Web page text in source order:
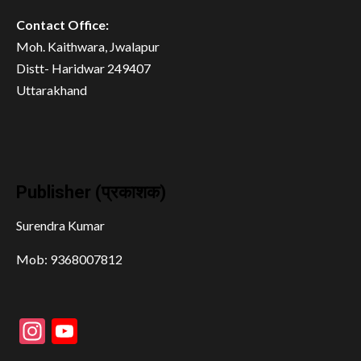
Contact Office:
Moh. Kaithwara, Jwalapur
Distt- Haridwar 249407
Uttarakhand
Publisher (प्रकाशक)
Surendra Kumar
Mob: 9368007812
Instagram